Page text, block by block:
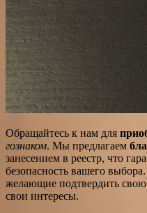
Обращайтесь к нам для
гознаком. Мы предлагаем
занесением в реестр, что
безопасность вашего
желающие подтвердить
свои интересы.